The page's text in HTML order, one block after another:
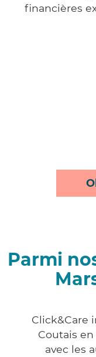
financières
Parmi
Click&Care
Coutais
avec les